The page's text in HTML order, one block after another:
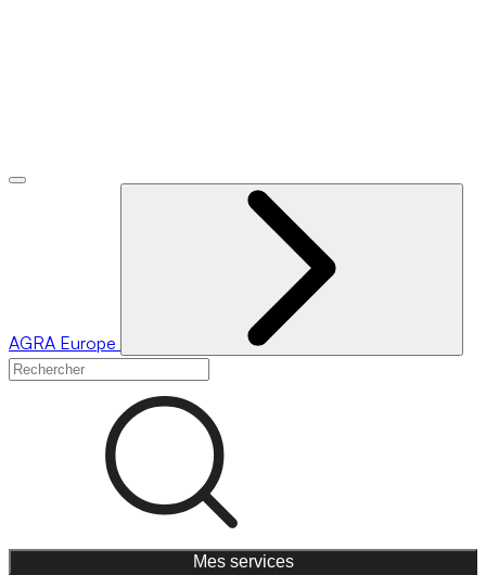
AGRA Europe
Mes services